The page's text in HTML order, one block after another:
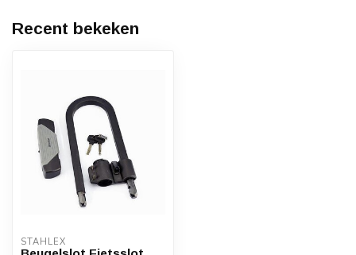
Recent bekeken
STAHLEX